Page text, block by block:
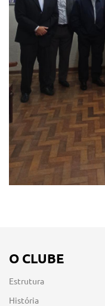
O CLUBE
Estrutura
História